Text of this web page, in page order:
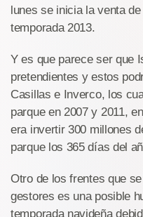
lunes se inicia la venta
temporada 2013.
Y es que parece ser que
pretendientes y estos
Casillas e Inverco, los
parque en 2007 y 2011,
era invertir 300 millones
parque los 365 días del
Otro de los frentes que
gestores es una posible
temporada navideña